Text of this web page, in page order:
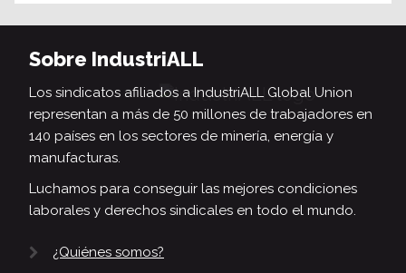
Sobre IndustriALL
Los sindicatos afiliados a IndustriALL Global Union
representan a más de 50 millones de trabajadores en
140 países en los sectores de minería, energía y
manufacturas.
Luchamos para conseguir las mejores condiciones
laborales y derechos sindicales en todo el mundo.
¿Quiénes somos?